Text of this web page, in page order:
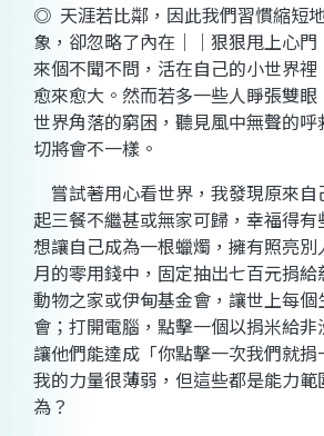
◎ 天涯若比鄰，因此我們習慣縮短
象，卻忽略了內在｜｜狠狠甩上心門
來個不聞不問，活在自己的小世界裡
愈來愈大。然而若多一些人睜張雙
世界角落的窮困，聽見風中無聲的
切將會不一樣。
嘗試著用心看世界，我發現原來
起三餐不繼甚或無家可歸，幸福得
想讓自己成為一根蠟燭，擁有照亮
月的零用錢中，固定抽出七百元捐
動物之家或伊甸基金會，讓世上每
會；打開電腦，點擊一個以捐米給非
讓他們能達成「你點擊一次我們就捐
我的力量很薄弱，但這些都是能力範
為？